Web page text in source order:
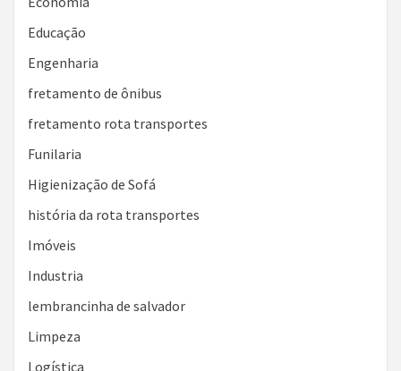
Educação
Engenharia
fretamento de ônibus
fretamento rota transportes
Funilaria
Higienização de Sofá
história da rota transportes
Imóveis
Industria
lembrancinha de salvador
Limpeza
Logística